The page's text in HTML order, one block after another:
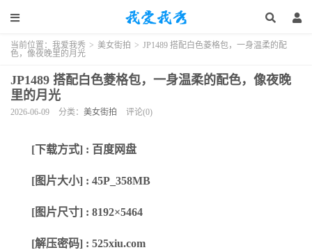
当前位置： 我爱我秀 > 美女街拍 > JP1489 搭配白色菱格包，一身温柔的配
色，像夜晚里的月光
JP1489 搭配白色菱格包，一身温柔的配色，像夜晚
里的月光
2026-06-09 分类： 美女街拍 评论(0)
[下载方式] : 百度网盘
[图片大小] : 45P_358MB
[图片尺寸] : 8192×5464
[解压密码] : 525xiu.com